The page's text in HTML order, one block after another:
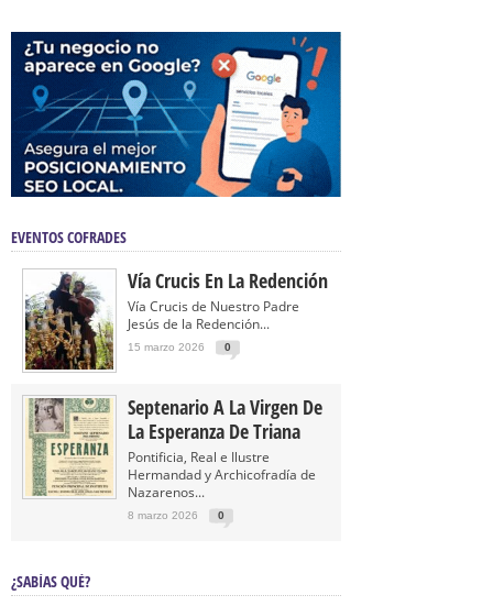
EVENTOS COFRADES
Vía Crucis En La Redención
Vía Crucis de Nuestro Padre
Jesús de la Redención...
15 marzo 2026 0
Septenario A La Virgen De
La Esperanza De Triana
Pontificia, Real e Ilustre
Hermandad y Archicofradía de
Nazarenos...
8 marzo 2026 0
¿SABÍAS QUÉ?